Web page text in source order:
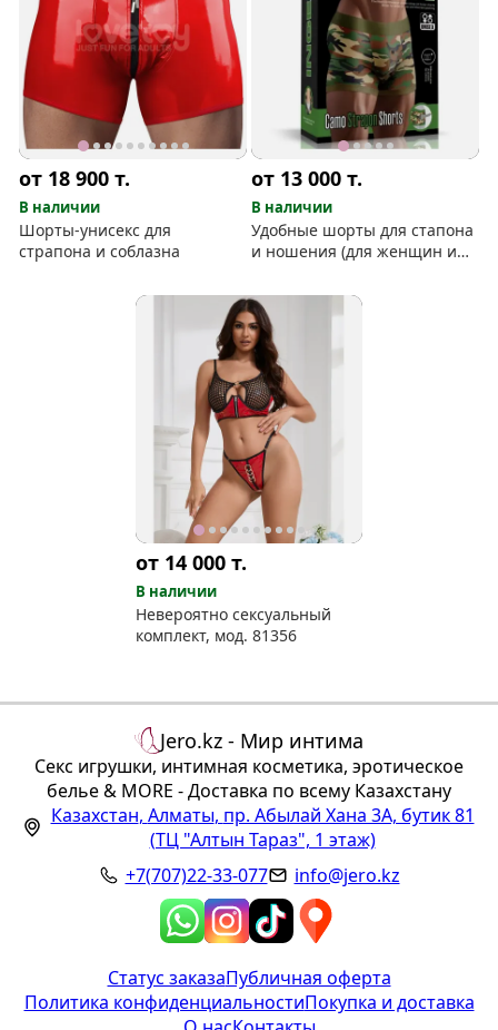
от 18 900т.
В наличии
Шорты-унисекс для
страпона и соблазна
от 13 000т.
В наличии
Удобные шорты для стапона
и ношения (для женщин и
от 14 000 т.
В наличии
Невероятно сексуальный
комплект, мод. 81356
Jero.kz - Мир интима
Секс игрушки, интимная косметика, эротическое
белье & MORE - Доставка по всему Казахстану
Казахстан, Алматы, пр. Абылай Хана 3А, бутик 81
(ТЦ "Алтын Тараз", 1 этаж)
+7(707)22-33-077
info@jero.kz
Статус заказаПубличная оферта
Политика конфиденциальностиПокупка и доставка